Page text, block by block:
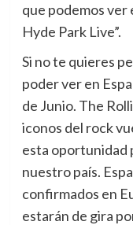
que podemos ver
Hyde Park Live”.
Si no te quieres
poder ver en
de Junio. The
iconos del rock
esta oportunidad
nuestro país.
confirmados en
estarán de gira